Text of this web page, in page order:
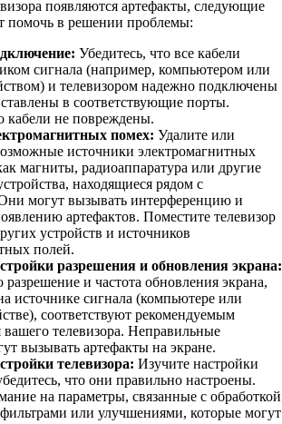
появляются артефакты, следующие
помочь в решении проблемы:
Убедитесь, что все кабели
сигнала (например, компьютером или
и телевизором надежно подключены
в соответствующие порты.
кабели не повреждены.
помех: Удалите или
источники электромагнитных
магниты, радиоаппаратура или другие
находящиеся рядом с
могут вызывать интерференцию и
артефактов. Поместите телевизор
устройств и источников
полей.
разрешения и обновления экрана:
разрешение и частота обновления экрана,
источнике сигнала (компьютере или
соответствуют рекомендуемым
вашего телевизора. Неправильные
вызывать артефакты на экране.
телевизора: Изучите настройки
что они правильно настроены.
на параметры, связанные с обработкой
или улучшениями, которые могут